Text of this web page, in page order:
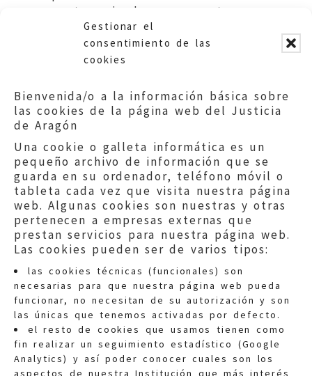
Gestionar el
consentimiento de las
cookies
Bienvenida/o a la información básica sobre
las cookies de la página web del Justicia
de Aragón
Una cookie o galleta informática es un
pequeño archivo de información que se
guarda en su ordenador, teléfono móvil o
tableta cada vez que visita nuestra página
web. Algunas cookies son nuestras y otras
pertenecen a empresas externas que
prestan servicios para nuestra página web.
Las cookies pueden ser de varios tipos:
las cookies técnicas (funcionales) son
necesarias para que nuestra página web pueda
funcionar, no necesitan de su autorización y son
las únicas que tenemos activadas por defecto.
el resto de cookies que usamos tienen como
fin realizar un seguimiento estadístico (Google
Analytics) y así poder conocer cuales son los
aspectos de nuestra Institución que más interés
centro privado para someterse
a la intervención que precisa.
Quejas:quejas@eljusticiadearagon.es
Información general:
informacion@eljusticiadearagon.es